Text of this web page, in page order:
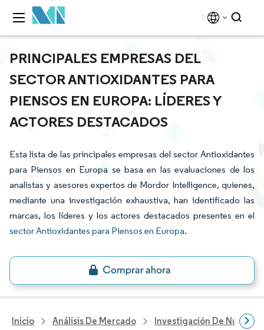
PRINCIPALES EMPRESAS DEL
SECTOR ANTIOXIDANTES PARA
PIENSOS EN EUROPA: LÍDERES Y
ACTORES DESTACADOS
Esta lista de las principales empresas del sector Antioxidantes
para Piensos en Europa se basa en las evaluaciones de los
analistas y asesores expertos de Mordor Intelligence, quienes,
mediante una investigación exhaustiva, han identificado las
marcas, los líderes y los actores destacados presentes en el
sector Antioxidantes para Piensos en Europa.
Inicio Análisis De Mercado Investigación De